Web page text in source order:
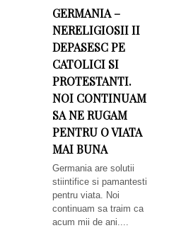
GERMANIA –
NERELIGIOSII II
DEPASESC PE
CATOLICI SI
PROTESTANTI.
NOI CONTINUAM
SA NE RUGAM
PENTRU O VIATA
MAI BUNA
Germania are solutii
stiintifice si pamantesti
pentru viata. Noi
continuam sa traim ca
acum mii de ani....